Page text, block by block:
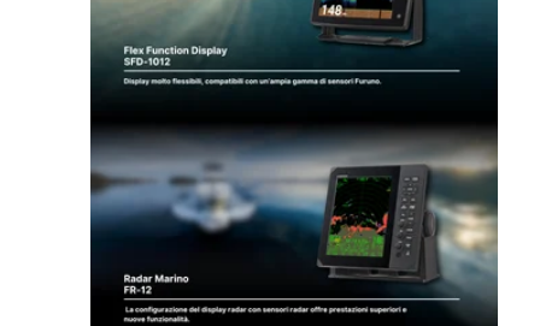
Flex Function Display SFD-1012
Radar Marino FR-12